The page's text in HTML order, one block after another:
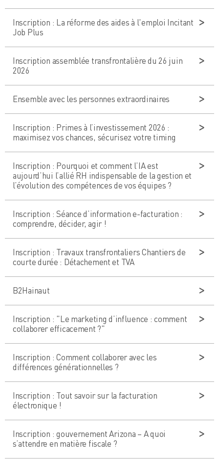
Inscription : La réforme des aides à l'emploi Incitant
Job Plus
Inscription assemblée transfrontalière du 26 juin
2026
Ensemble avec les personnes extraordinaires
Inscription : Primes à l’investissement 2026 :
maximisez vos chances, sécurisez votre timing
Inscription : Pourquoi et comment l’IA est
aujourd’hui l’allié RH indispensable de la gestion et
l’évolution des compétences de vos équipes ?
Inscription : Séance d’information e-facturation :
comprendre, décider, agir !
Inscription : Travaux transfrontaliers Chantiers de
courte durée : Détachement et TVA
B2Hainaut
Inscription : "Le marketing d’influence : comment
collaborer efficacement ?"
Inscription : Comment collaborer avec les
différences générationnelles ?
Inscription : Tout savoir sur la facturation
électronique !
Inscription : gouvernement Arizona – A quoi
s’attendre en matière fiscale ?